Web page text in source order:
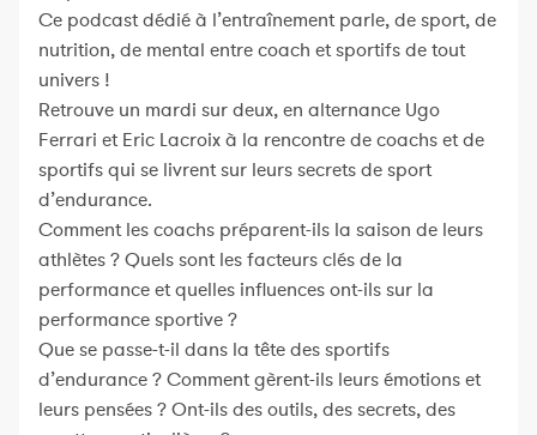
Ce podcast dédié à l’entraînement parle, de sport, de
nutrition, de mental entre coach et sportifs de tout
univers !
Retrouve un mardi sur deux, en alternance Ugo
Ferrari et Eric Lacroix à la rencontre de coachs et de
sportifs qui se livrent sur leurs secrets de sport
d’endurance.
Comment les coachs préparent-ils la saison de leurs
athlètes ? Quels sont les facteurs clés de la
performance et quelles influences ont-ils sur la
performance sportive ?
Que se passe-t-il dans la tête des sportifs
d’endurance ? Comment gèrent-ils leurs émotions et
leurs pensées ? Ont-ils des outils, des secrets, des